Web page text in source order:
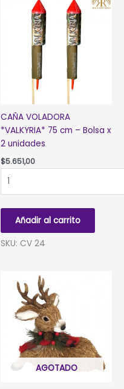
CAÑA VOLADORA
*VALKYRIA* 75 cm – Bolsa x
2 unidades
$5.651,00
VOLADORA
-
unidades
cantidad
Añadir al carrito
SKU: CV 24
AGOTADO